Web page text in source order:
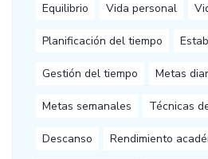
Equilibrio Vida personal
Planificación del tiempo
Gestión del tiempo Metas
Metas semanales Técnicas
Descanso Rendimiento